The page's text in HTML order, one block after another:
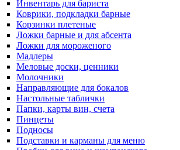
Инвентарь для бариста
Коврики, подкладки барные
Корзинки плетеные
Ложки барные и для абсента
Ложки для мороженого
Мадлеры
Меловые доски, ценники
Молочники
Направляющие для бокалов
Настольные таблички
Папки, карты вин, счета
Пинцеты
Подносы
Подставки и карманы для меню